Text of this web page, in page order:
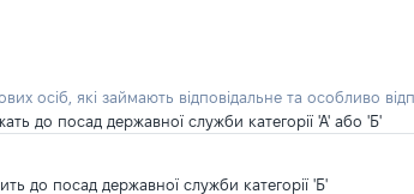
осіб, які займають відповідальне та особливо
до посад державної служби категорії 'А' або 'Б'
до посад державної служби категорії 'Б'